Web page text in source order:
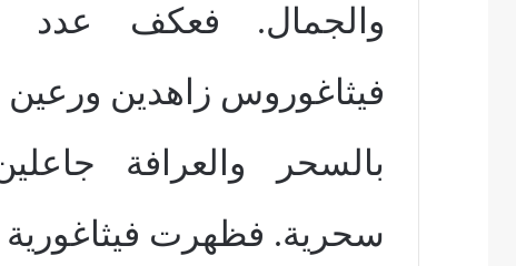
والجمال. فعكف
فيثاغوروس زاهدين
بالسحر والعرافة
سحرية. فظهرت فيثاغورية